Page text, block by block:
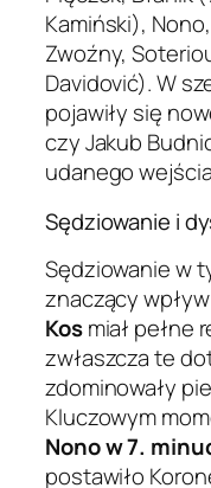
Kamiński),
Zwoźny,
Davidović). W
pojawiły się
czy Jakub
udanego
Sędziowanie i
Sędziowanie w
znaczący
Kosmiał pełne
zwłaszcza te
zdominowały
Kluczowym
Nono w 7.
postawiło